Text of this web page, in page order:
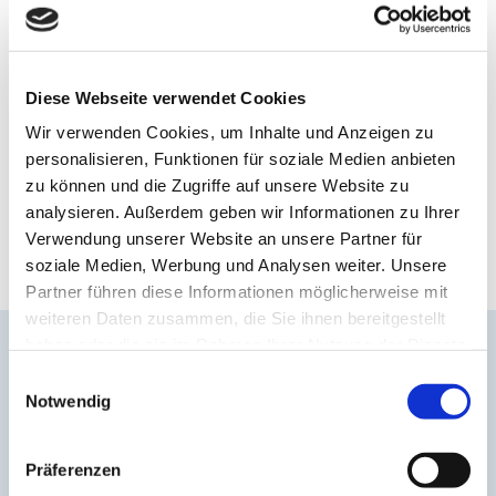
Diese Webseite verwendet Cookies
Wir verwenden Cookies, um Inhalte und Anzeigen zu
personalisieren, Funktionen für soziale Medien anbieten
zu können und die Zugriffe auf unsere Website zu
analysieren. Außerdem geben wir Informationen zu Ihrer
Verwendung unserer Website an unsere Partner für
soziale Medien, Werbung und Analysen weiter. Unsere
Partner führen diese Informationen möglicherweise mit
weiteren Daten zusammen, die Sie ihnen bereitgestellt
Notwendig
Präferenzen
Lassen Sie uns Ihre Sichtbarkeit
steigern!
Sie suchen nach einem Partner, der Ihr Unternehmen auf dem